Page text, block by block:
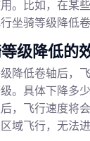
。比如，在某
坐骑等级降低卷
级降低的
降低卷轴后，
。具体下降多
，飞行速度将
域飞行，无法进